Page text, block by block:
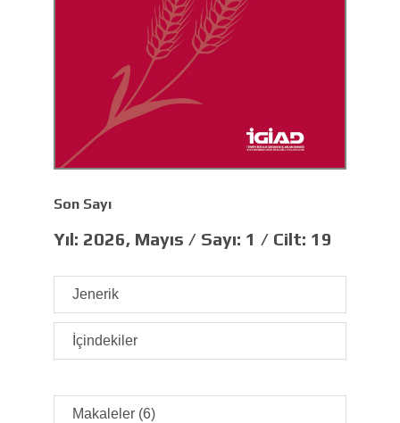
Son Sayı
Yıl: 2026, Mayıs / Sayı: 1 / Cilt: 19
Jenerik
İçindekiler
Makaleler (6)